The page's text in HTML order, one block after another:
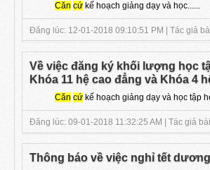
Căn cứ kế hoạch giảng dạy và học......
Đăng lúc: 12-01-2018 09:10:51 PM | Tác giả
Về việc đăng ký khối lượng học
Khóa 11 hệ cao đẳng và Khóa 4
Căn cứ kế hoạch giảng dạy và học tập
Đăng lúc: 09-01-2018 11:32:25 AM | Tác giả
Thông báo về việc nghỉ tết